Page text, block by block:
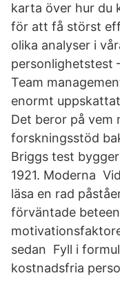
karta över hur du
för att få störst
olika analyser i
personlighetstest
Team
enormt
Det beror på vem
forskningsstöd
Briggs test
1921. Moderna
läsa en rad
förväntade
sedan Fyll i
kostnadsfria